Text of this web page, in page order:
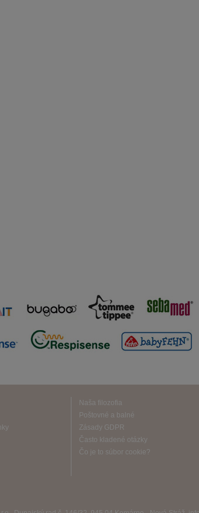
Naša filozofia
Poštovné a balné
Zásady GDPR
Často kladené otázky
Čo je to súbor cookie?